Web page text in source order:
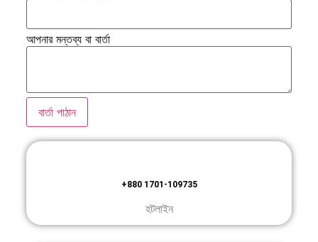
আপনার মন্তব্য বা বার্তা
বার্তা পাঠান
+880 1701-109735
হটলাইন